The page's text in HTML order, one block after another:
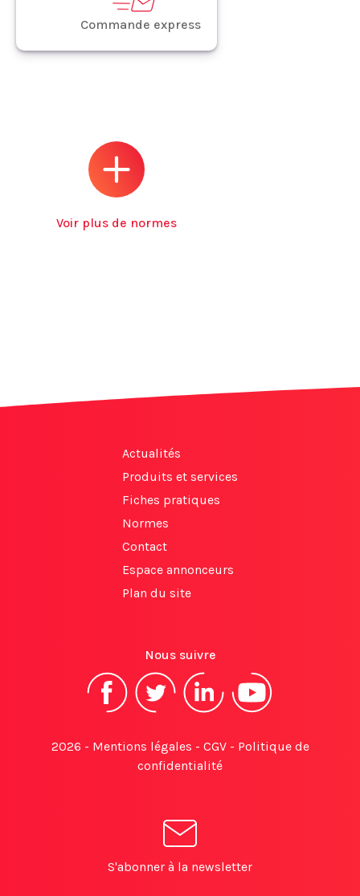
Commande express
Voir plus de normes
Actualités
Produits et services
Fiches pratiques
Normes
Contact
Espace annonceurs
Plan du site
Nous suivre
2026 - Mentions légales - CGV- Politique de
confidentialité
S'abonner à la newsletter